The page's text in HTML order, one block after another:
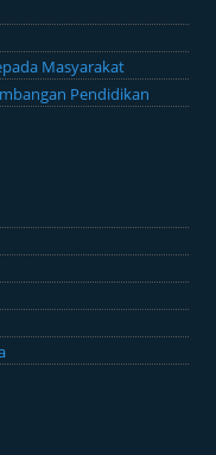
Masyarakat
Pendidikan